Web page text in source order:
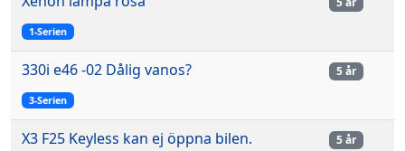
1-Serien
330i e46 -02 Dålig vanos?
3-Serien
5 år
X3 F25 Keyless kan ej öppna bilen. 5 år